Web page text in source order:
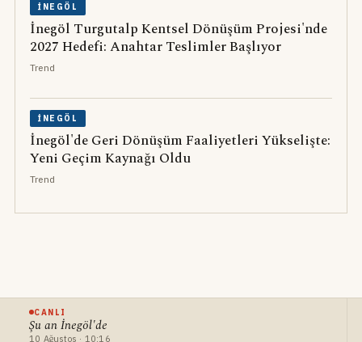
İNEGÖL
İnegöl Turgutalp Kentsel Dönüşüm Projesi'nde
2027 Hedefi: Anahtar Teslimler Başlıyor
Trend
İNEGÖL
İnegöl'de Geri Dönüşüm Faaliyetleri Yükselişte:
Yeni Geçim Kaynağı Oldu
Trend
CANLI
Şu an İnegöl'de
10 Ağustos · 10:16